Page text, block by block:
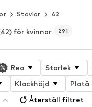
Stövlar 42
för kvinnor 291
Rea Storlek
Klackhöjd Platå
Återställ filtret